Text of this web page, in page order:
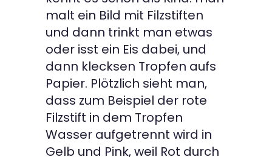
malt ein Bild mit Filzstiften
und dann trinkt man etwas
oder isst ein Eis dabei, und
dann klecksen Tropfen aufs
Papier. Plötzlich sieht man,
dass zum Beispiel der rote
Filzstift in dem Tropfen
Wasser aufgetrennt wird in
Gelb und Pink, weil Rot durch